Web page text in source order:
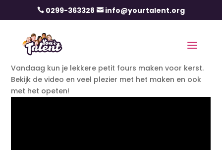
 0299-363328  info@yourtalent.org
Vandaag kun je lekkere petit fours maken voor kerst.
Bekijk de video en veel plezier met het maken en ook
met het opeten!